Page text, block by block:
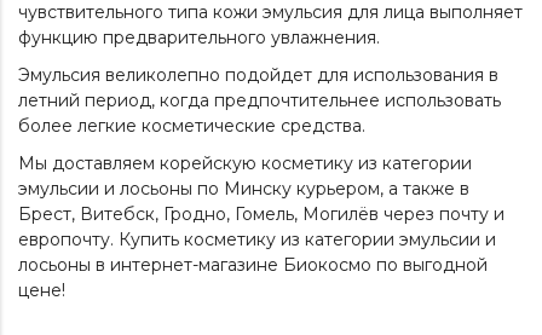
чувствительного типа кожи эмульсия для лица выполняет
функцию предварительного увлажнения.
Эмульсия великолепно подойдет для использования в
летний период, когда предпочтительнее использовать
более легкие косметические средства.
Мы доставляем корейскую косметику из категории
эмульсии и лосьоны по Минску курьером, а также в
Брест, Витебск, Гродно, Гомель, Могилёв через почту и
европочту. Купить косметику из категории эмульсии и
лосьоны в интернет-магазине Биокосмо по выгодной
цене!